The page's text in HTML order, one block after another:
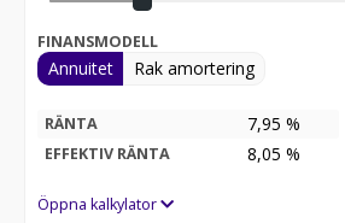
FINANSMODELL
Annuitet Rak amortering
RÄNTA 7,95 %
EFFEKTIV RÄNTA 8,05 %
Öppna kalkylator